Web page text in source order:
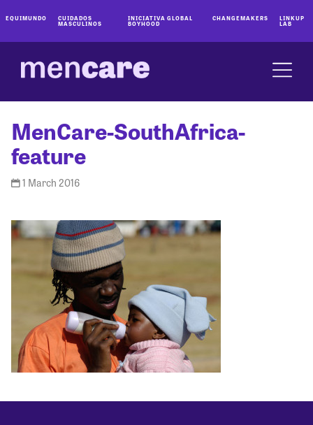
EQUIMUNDO CUIDADOS
MASCULINOS
INICIATIVA GLOBAL
BOYHOOD
CHANGEMAKERS LINKUP
LAB
MenCare-SouthAfrica-
feature
1 March 2016